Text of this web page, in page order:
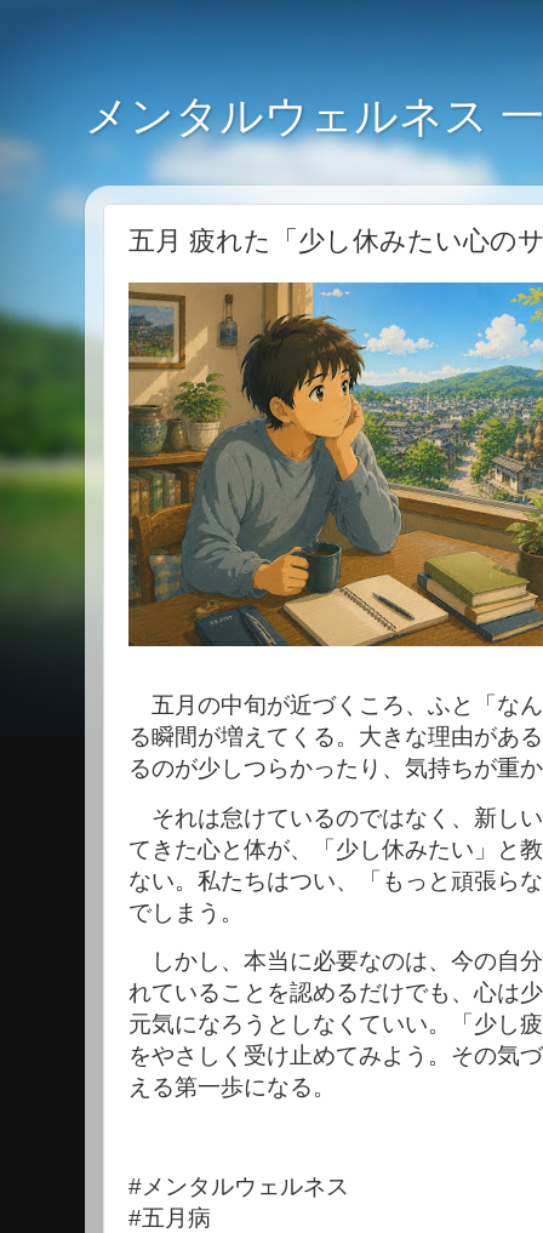
メンタルウェルネス
五月 疲れた「少し休みたい心の
五月の中旬が近づくころ、ふと「な
る瞬間が増えてくる。大きな理由があ
るのが少しつらかったり、気持ちが重
それは怠けているのではなく、新し
てきた心と体が、「少し休みたい」と
ない。私たちはつい、「もっと頑張ら
でしまう。
しかし、本当に必要なのは、今の自
れていることを認めるだけでも、心は
元気になろうとしなくていい。「少し
をやさしく受け止めてみよう。その気
える第一歩になる。
#メンタルウェルネス
#五月病